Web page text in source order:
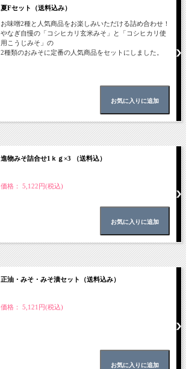
夏Fセット（送料込み）
お味噌2種と人気商品をお楽しみいただける詰め合わせ！
やなぎ自慢の「コシヒカリ玄米みそ」と「コシヒカリ使
用こうじみそ」の
2種類のおみそに定番の人気商品をセットにしました。
進物みそ詰合せ1ｋｇ×3 （送料込）
価格： 5,122円(税込)
正油・みそ・みそ漬セット（送料込み）
価格： 5,121円(税込)